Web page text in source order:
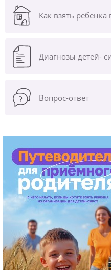
Как взять
Диагнозы детей-
Вопрос-ответ